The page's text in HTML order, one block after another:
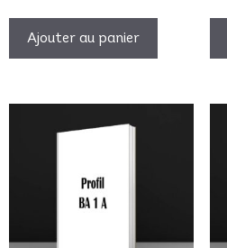
Ajouter au panier